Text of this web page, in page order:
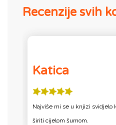
Recenzije svih
Katica
Najviše mi se u knjizi svidjelo
širiti cijelom šumom.